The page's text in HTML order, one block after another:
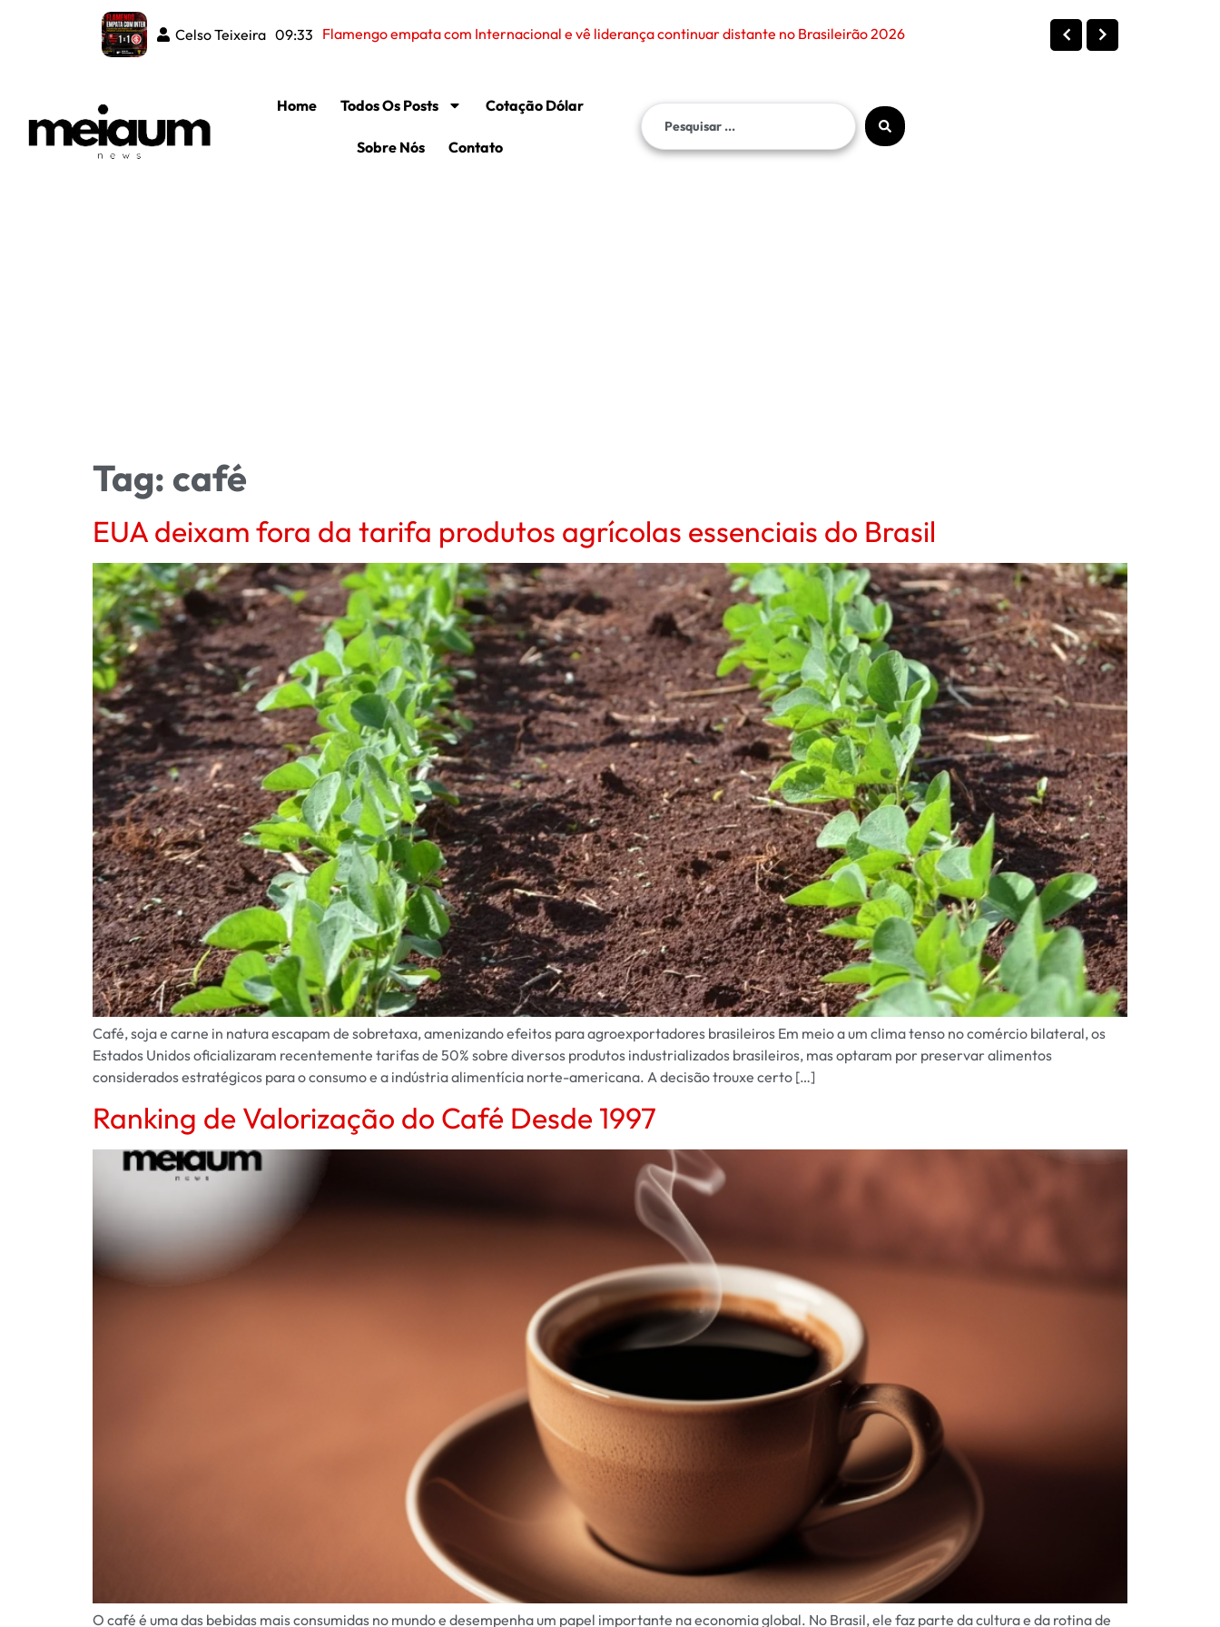
Celso Teixeira 09:33 Flamengo empata com Internacional e vê liderança continuar distante no Brasileirão 2026
Home Todos Os Posts Cotação Dólar
Sobre Nós Contato
Tag: café
EUA deixam fora da tarifa produtos agrícolas essenciais do Brasil
Café, soja e carne in natura escapam de sobretaxa, amenizando efeitos para agroexportadores brasileiros Em meio a um clima tenso no comércio bilateral, os
Estados Unidos oficializaram recentemente tarifas de 50% sobre diversos produtos industrializados brasileiros, mas optaram por preservar alimentos
considerados estratégicos para o consumo e a indústria alimentícia norte-americana. A decisão trouxe certo […]
Ranking de Valorização do Café Desde 1997
O café é uma das bebidas mais consumidas no mundo e desempenha um papel importante na economia global. No Brasil, ele faz parte da cultura e da rotina de